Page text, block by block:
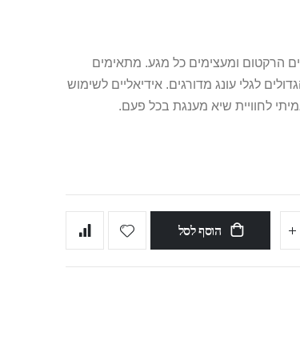
הרקטום ומעצימים כל מגע. מתאימים
לגלי עונג מדורגים. אידיאליים לשימוש
לחוויית שיא מענגת בכל פעם.
הוסף לסל